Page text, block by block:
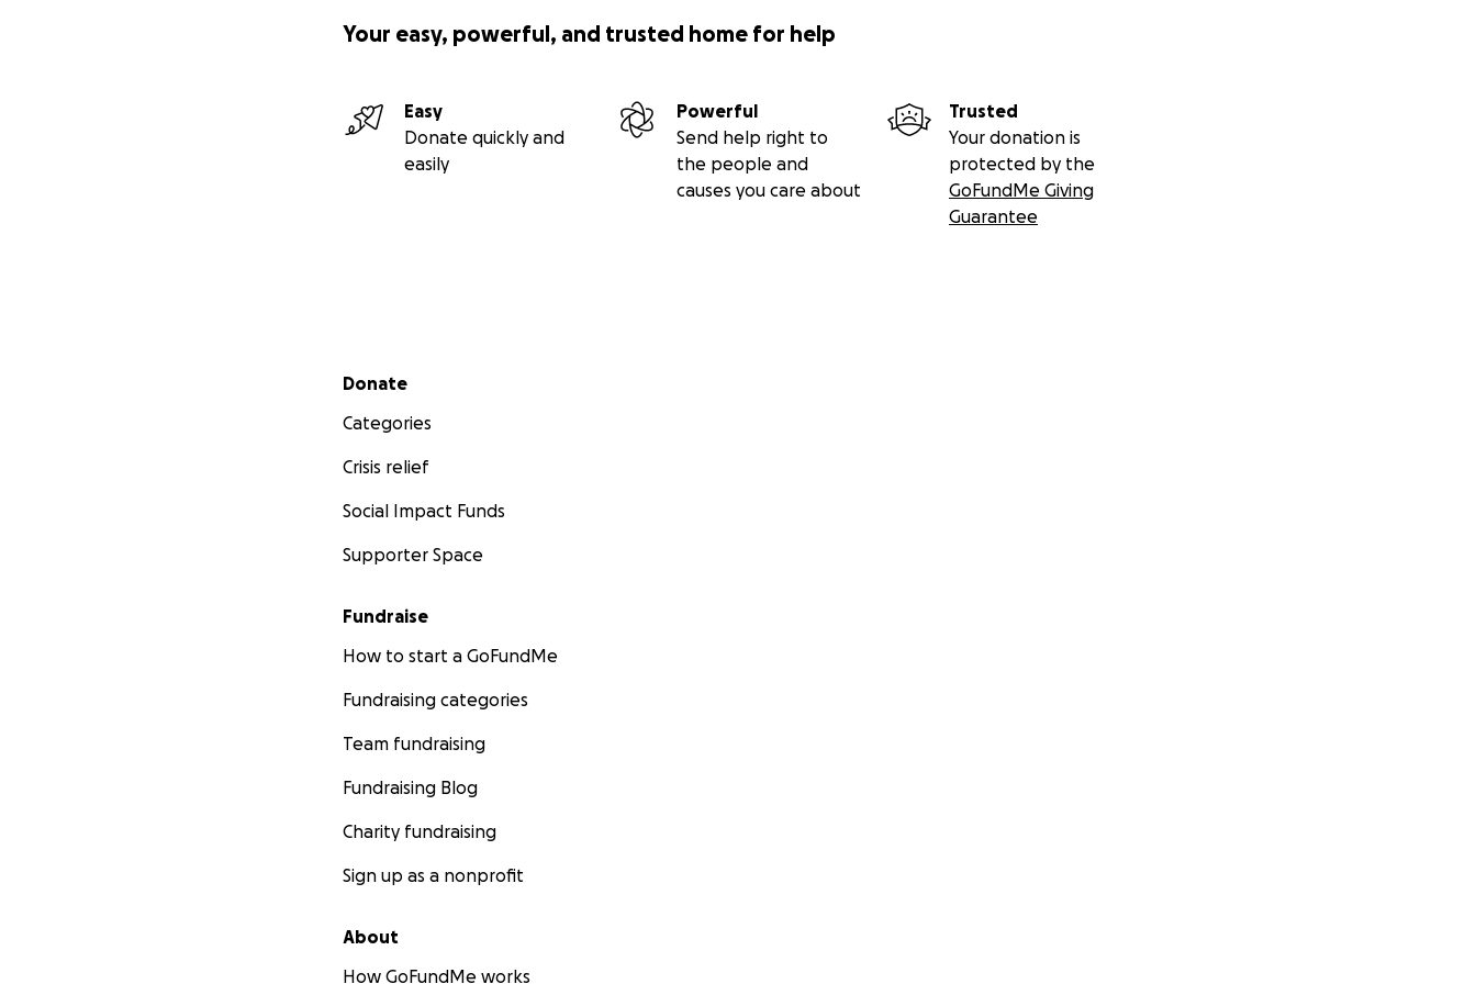
Your easy, powerful, and trusted home for help
Easy
Donate quickly and
easily
Powerful
Send help right to
the people and
causes you care about
Trusted
Your donation is
protected by the
GoFundMe Giving
Guarantee
Secondary menu
Donate
Categories
Crisis relief
Social Impact Funds
Supporter Space
Fundraise
How to start a GoFundMe
Fundraising categories
Team fundraising
Fundraising Blog
Charity fundraising
Sign up as a nonprofit
About
How GoFundMe works